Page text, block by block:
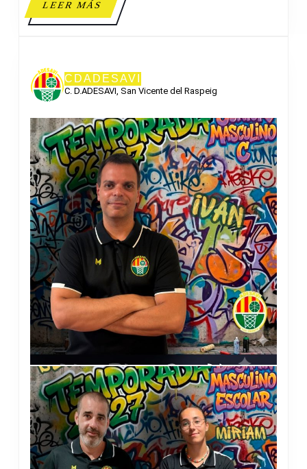
LEER MÁSLEER
MÁS
CDADESAVI
C. D.ADESAVI, San Vicente del Raspeig